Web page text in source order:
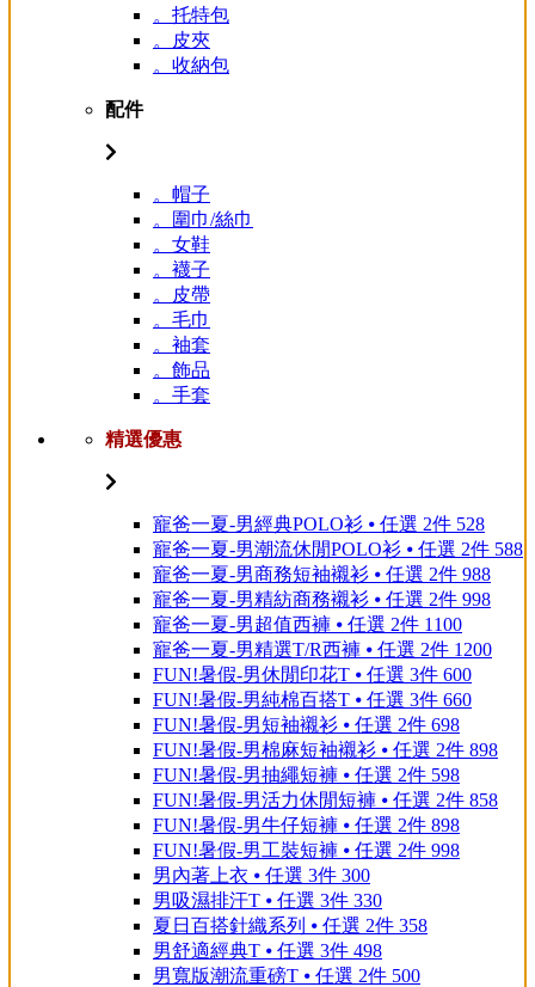
。托特包
。皮夾
。收納包
配件
。帽子
。圍巾/絲巾
。女鞋
。襪子
。皮帶
。毛巾
。袖套
。飾品
。手套
精選優惠
寵爸一夏-男經典POLO衫 ⦁ 任選 2件 528
寵爸一夏-男潮流休閒POLO衫 ⦁ 任選 2件 588
寵爸一夏-男商務短袖襯衫 ⦁ 任選 2件 988
寵爸一夏-男精紡商務襯衫 ⦁ 任選 2件 998
寵爸一夏-男超值西褲 ⦁ 任選 2件 1100
寵爸一夏-男精選T/R西褲 ⦁ 任選 2件 1200
FUN!暑假-男休閒印花T ⦁ 任選 3件 600
FUN!暑假-男純棉百搭T ⦁ 任選 3件 660
FUN!暑假-男短袖襯衫 ⦁ 任選 2件 698
FUN!暑假-男棉麻短袖襯衫 ⦁ 任選 2件 898
FUN!暑假-男抽繩短褲 ⦁ 任選 2件 598
FUN!暑假-男活力休閒短褲 ⦁ 任選 2件 858
FUN!暑假-男牛仔短褲 ⦁ 任選 2件 898
FUN!暑假-男工裝短褲 ⦁ 任選 2件 998
男內著上衣 ⦁ 任選 3件 300
男吸濕排汗T ⦁ 任選 3件 330
夏日百搭針織系列 ⦁ 任選 2件 358
男舒適經典T ⦁ 任選 3件 498
男寬版潮流重磅T ⦁ 任選 2件 500